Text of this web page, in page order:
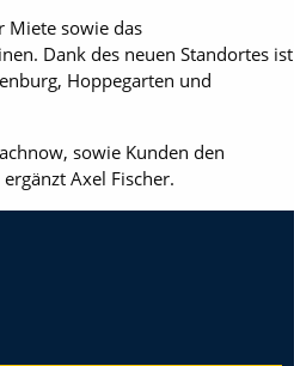
Miete sowie das
Dank des neuen Standortes ist
Hoppegarten und
sowie Kunden den
Axel Fischer.